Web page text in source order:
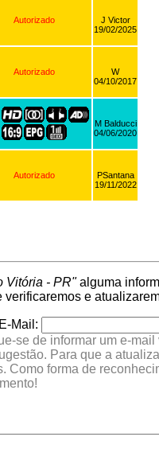
Autorizado
J Victor
19/02/2025
Autorizado
W
04/10/2017
M Balducci
04/06/2020
Autorizado
PSantana
19/11/2022
Vitória - PR"alguma
e
E-Mail:
se de informar um e-
Para que a
Como forma de